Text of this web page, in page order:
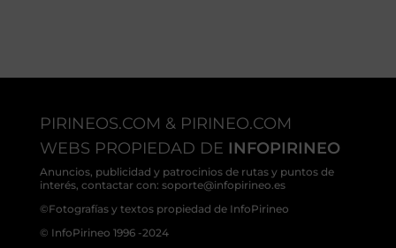
PIRINEOS.COM & PIRINEO.COM
WEBS PROPIEDAD DE INFOPIRINEO
Anuncios, publicidad y patrocinios de rutas y puntos de
interés, contactar con: soporte@infopirineo.es
©Fotografías y textos propiedad de InfoPirineo
© InfoPirineo 1996 -2024